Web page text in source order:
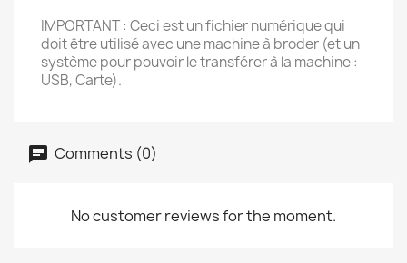
IMPORTANT : Ceci est un fichier numérique qui
doit être utilisé avec une machine à broder (et un
système pour pouvoir le transférer à la machine :
USB, Carte).
Comments (0)
No customer reviews for the moment.